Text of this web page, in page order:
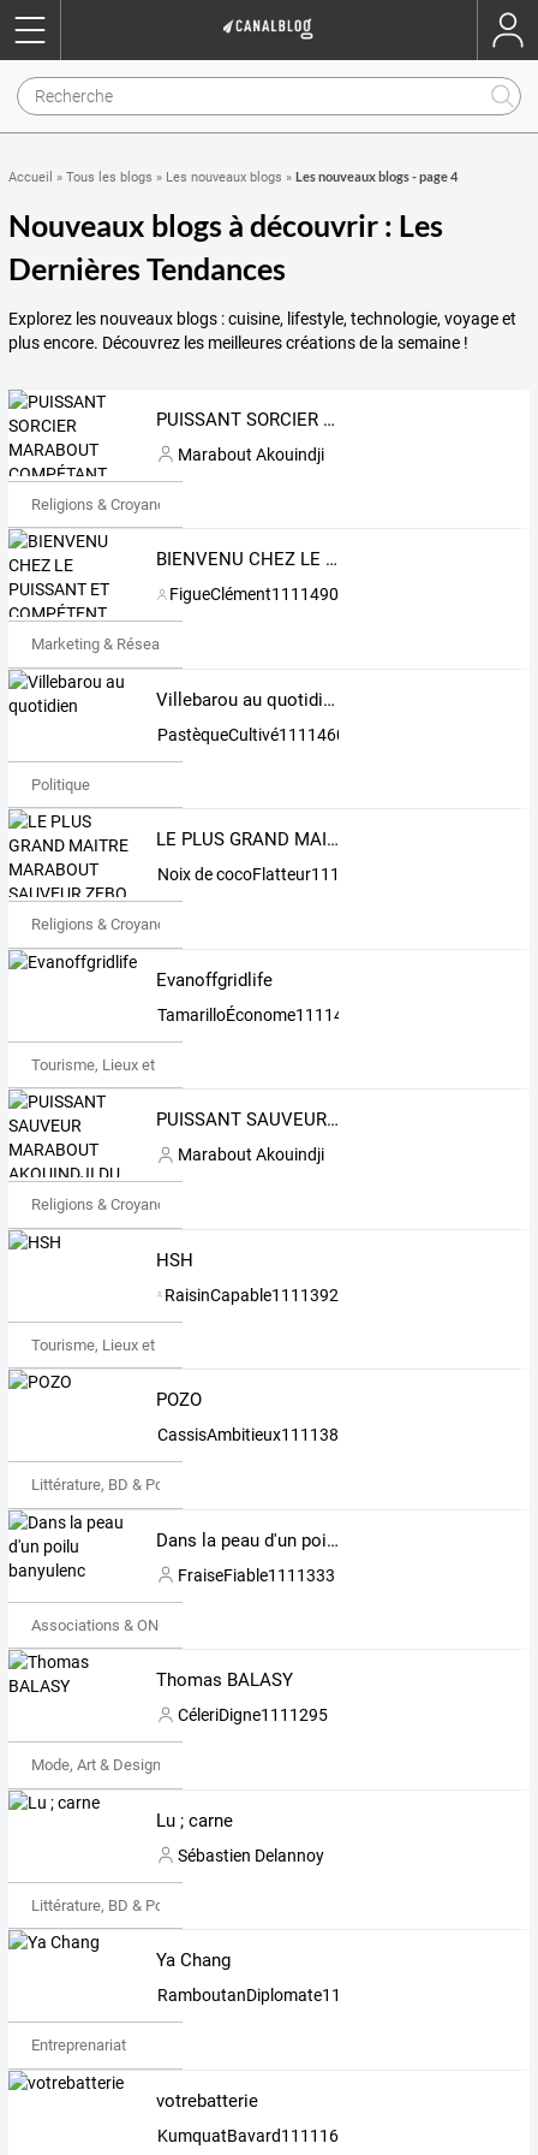
Accueil » Tous les blogs » Les nouveaux blogs » Les nouveaux blogs - page 4
Nouveaux blogs à découvrir : Les
Dernières Tendances
Explorez les nouveaux blogs : cuisine, lifestyle, technologie, voyage et
plus encore. Découvrez les meilleures créations de la semaine !
PUISSANT SORCIER MARABOUT COMPÉTANT AKOUINDJI. TÉLÉPHONE WHATSAPP : (+229) 91 15 16 60
Marabout Akouindji
Religions & Croyances
BIENVENU CHEZ LE PUISSANT ET COMPÉTENT MAITRE MARABOUT AFRICAIN MEDIUM VOYANT GBEMAVO DU RETOUR AFFECTIF ET DE LA RICHESSE R +229 62 01 78 96
FigueClément1111490
Marketing & Réseaux Sociaux
Villebarou au quotidien
PastèqueCultivé1111460
Politique
LE PLUS GRAND MAITRE MARABOUT SAUVEUR ZEBO DU MONDE
Noix de cocoFlatteur1111454
Religions & Croyances
Evanoffgridlife
TamarilloÉconome1111448
Tourisme, Lieux et Événements
PUISSANT SAUVEUR MARABOUT AKOUINDJI DU BÉNIN. TÉLÉPHONE WHATSAPP : (+229) 91 15 16 60
Marabout Akouindji
Religions & Croyances
HSH
RaisinCapable1111392
Tourisme, Lieux et Événements
POZO
CassisAmbitieux1111388
Littérature, BD & Poésie
Dans la peau d'un poilu banyulenc
FraiseFiable1111333
Associations & ONG
Thomas BALASY
CéleriDigne1111295
Mode, Art & Design
Lu ; carne
Sébastien Delannoy
Littérature, BD & Poésie
Ya Chang
RamboutanDiplomate1111190
Entreprenariat
votrebatterie
KumquatBavard1111167